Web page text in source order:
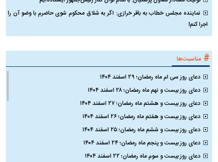
نماینده مجلس خطاب به باقر خرازی: اگر به شلاق محکوم شوی حاضرم با وضو آن را
اجرا کنم!
# مناسبت‌ها
دعای روز سی ام ماه رمضان؛ ۲۹ اسفند ۱۴۰۴
دعای روز بیست و نهم ماه رمضان؛ ۲۸ اسفند ۱۴۰۴
دعای روز بیست و هشتم ماه رمضان؛ ۲۷ اسفند ۱۴۰۴
دعای روز بیست و هفتم ماه رمضان؛ ۲۶ اسفند ۱۴۰۴
دعای روز بیست و ششم ماه رمضان؛ ۲۵ اسفند ۱۴۰۴
دعای روز بیست و پنجم ماه رمضان؛ ۲۴ اسفند ۱۴۰۴
دعای روز بیست و سوم ماه رمضان؛ ۲۲ اسفند ۱۴۰۴